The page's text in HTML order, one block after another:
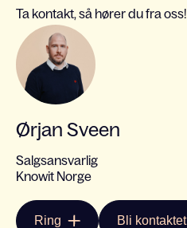
Ta kontakt, så hører du fra oss!
Ørjan Sveen
Salgsansvarlig
Knowit Norge
Ring Bli kontaktet